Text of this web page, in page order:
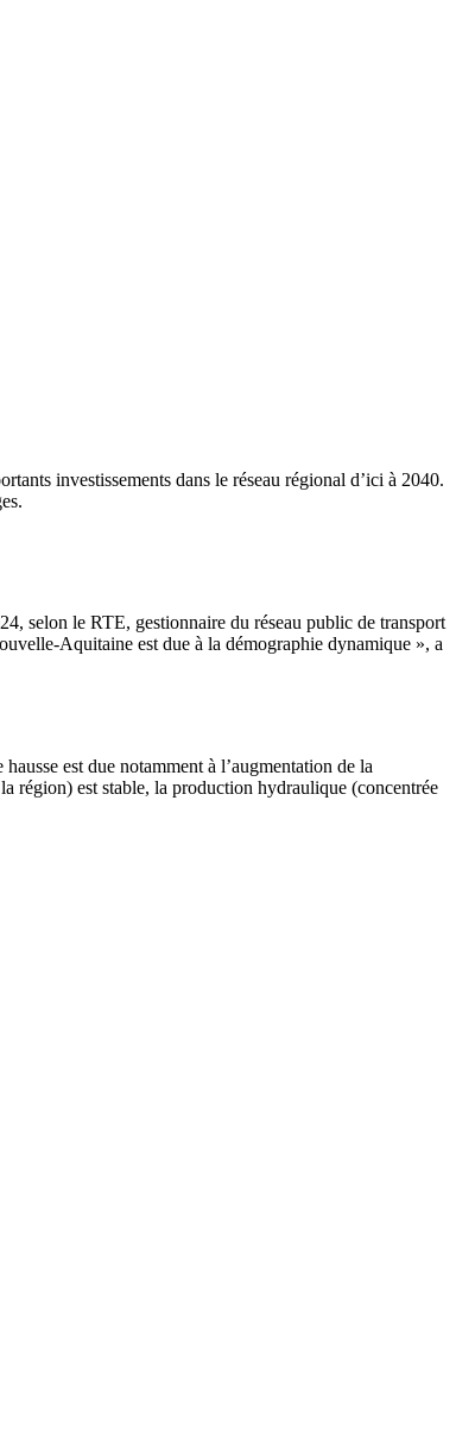
investissements dans le réseau régional d’ici à 2040.
selon le RTE, gestionnaire du réseau public de transport
Aquitaine est due à la démographie dynamique », a
est due notamment à l’augmentation de la
région) est stable, la production hydraulique (concentrée